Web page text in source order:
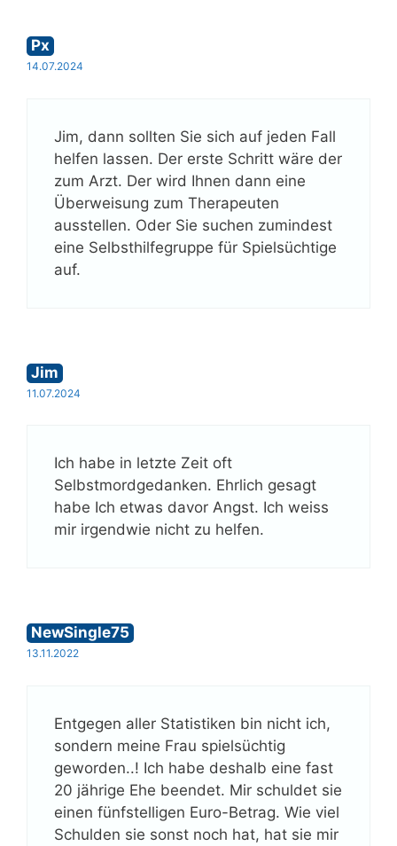
Px
14.07.2024
Jim, dann sollten Sie sich auf jeden Fall
helfen lassen. Der erste Schritt wäre der
zum Arzt. Der wird Ihnen dann eine
Überweisung zum Therapeuten
ausstellen. Oder Sie suchen zumindest
eine Selbsthilfegruppe für Spielsüchtige
auf.
Jim
11.07.2024
Ich habe in letzte Zeit oft
Selbstmordgedanken. Ehrlich gesagt
habe Ich etwas davor Angst. Ich weiss
mir irgendwie nicht zu helfen.
NewSingle75
13.11.2022
Entgegen aller Statistiken bin nicht ich,
sondern meine Frau spielsüchtig
geworden..! Ich habe deshalb eine fast
20 jährige Ehe beendet. Mir schuldet sie
einen fünfstelligen Euro-Betrag. Wie viel
Schulden sie sonst noch hat, hat sie mir